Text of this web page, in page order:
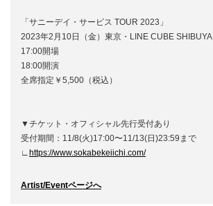
「サニーデイ・サービス TOUR 2023」
2023年2月10日（金）東京・LINE CUBE SHIBUYA
17:00開場
18:00開演
全席指定￥5,500（税込）
▼チケット・オフィシャル先行受付あり
受付期間：11/8(火)17:00〜11/13(日)23:59まで
∟ https://www.sokabekeiichi.com/
Artist/Eventページへ